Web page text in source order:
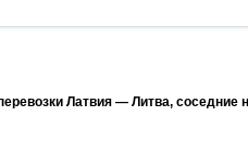
Латвия — Литва, соседние